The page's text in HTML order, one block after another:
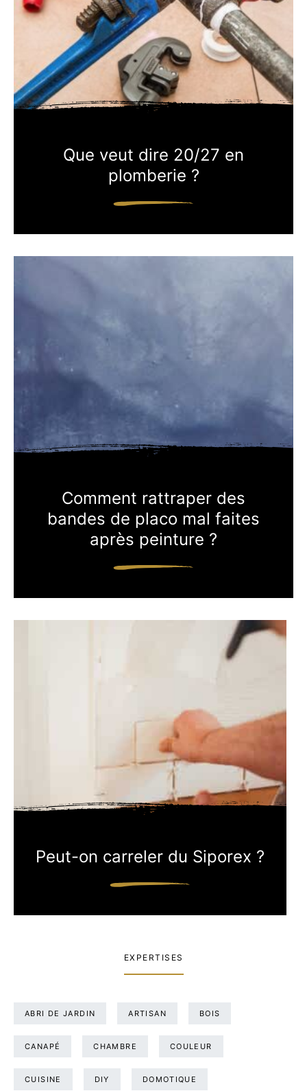
Que veut dire 20/27 en
plomberie ?
Comment rattraper des
bandes de placo mal faites
après peinture ?
Peut-on carreler du Siporex ?
EXPERTISES
ABRI DE JARDIN ARTISAN BOIS
CANAPÉ CHAMBRE COULEUR
CUISINE DIY DOMOTIQUE